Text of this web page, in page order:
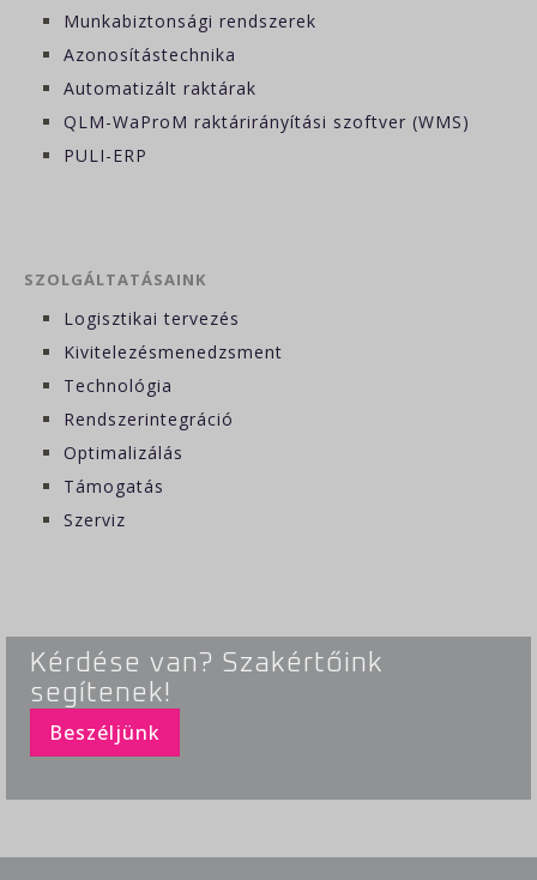
Munkabiztonsági rendszerek
Azonosítástechnika
Automatizált raktárak
QLM-WaProM raktárirányítási szoftver (WMS)
PULI-ERP
SZOLGÁLTATÁSAINK
Logisztikai tervezés
Kivitelezésmenedzsment
Technológia
Rendszerintegráció
Optimalizálás
Támogatás
Szerviz
Kérdése van? Szakértőink
segítenek!
Beszéljünk